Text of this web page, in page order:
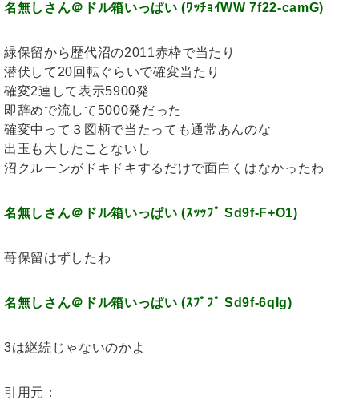
名無しさん＠ドル箱いっぱい (ﾜｯﾁｮｲWW 7f22-camG)
緑保留から歴代沼の2011赤枠で当たり
潜伏して20回転ぐらいで確変当たり
確変2連して表示5900発
即辞めで流して5000発だった
確変中って３図柄で当たっても通常あんのな
出玉も大したことないし
沼クルーンがドキドキするだけで面白くはなかったわ
名無しさん＠ドル箱いっぱい (ｽｯｯﾌﾟ Sd9f-F+O1)
苺保留はずしたわ
名無しさん＠ドル箱いっぱい (ｽﾌﾟﾌﾟ Sd9f-6qIg)
3は継続じゃないのかよ
引用元：